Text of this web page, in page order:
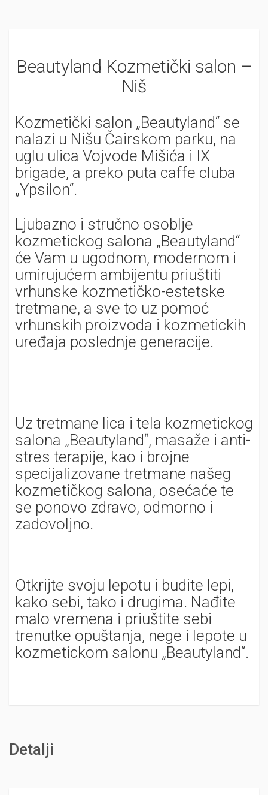
Beautyland Kozmetički salon –
Niš
Kozmetički salon „Beautyland“ se
nalazi u Nišu Čairskom parku, na
uglu ulica Vojvode Mišića i IX
brigade, a preko puta caffe cluba
„Ypsilon“.
Ljubazno i stručno osoblje
kozmetickog salona „Beautyland“
će Vam u ugodnom, modernom i
umirujućem ambijentu priuštiti
vrhunske kozmetičko-estetske
tretmane, a sve to uz pomoć
vrhunskih proizvoda i kozmetickih
uređaja poslednje generacije.
Uz tretmane lica i tela kozmetickog
salona „Beautyland“, masaže i anti-
stres terapije, kao i brojne
specijalizovane tretmane našeg
kozmetičkog salona, osećaće te
se ponovo zdravo, odmorno i
zadovoljno.
Otkrijte svoju lepotu i budite lepi,
kako sebi, tako i drugima. Nađite
malo vremena i priuštite sebi
trenutke opuštanja, nege i lepote u
kozmetickom salonu „Beautyland“.
Detalji